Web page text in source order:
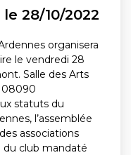
28/10/2022
organisera
le vendredi 28
Salle des Arts
08090
statuts du
l’assemblée
associations
du club mandaté